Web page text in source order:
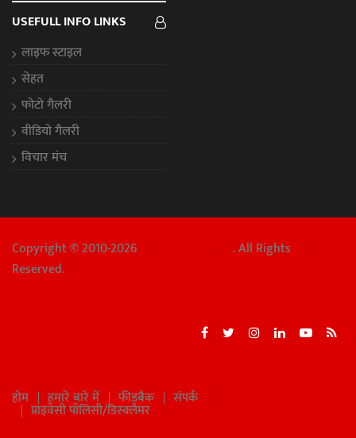
USEFULL INFO LINKS
लाइफ स्टाइल
सेहत
फोटो गैलरी
वीडियो गैलरी
विचार मंच
Copyright © 2010-2026
. All Rights
Reserved.
होम हमारे बारे में फीडबैक संपर्क
प्राइवेसी पॉलिसी/डिस्क्लैमर